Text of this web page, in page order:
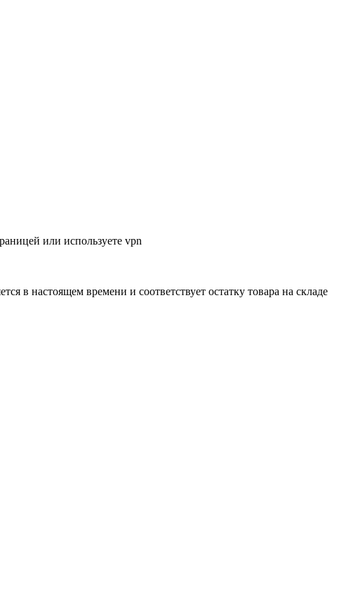
или используете vpn
в настоящем времени и соответствует остатку товара на складе